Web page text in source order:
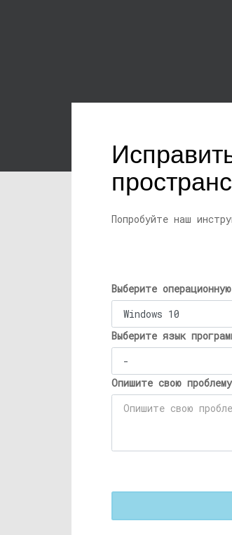
Попробуйте наш
Выберите
Выберите язык
Опишите свою проблему